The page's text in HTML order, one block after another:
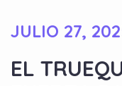
JULIO 27,
EL